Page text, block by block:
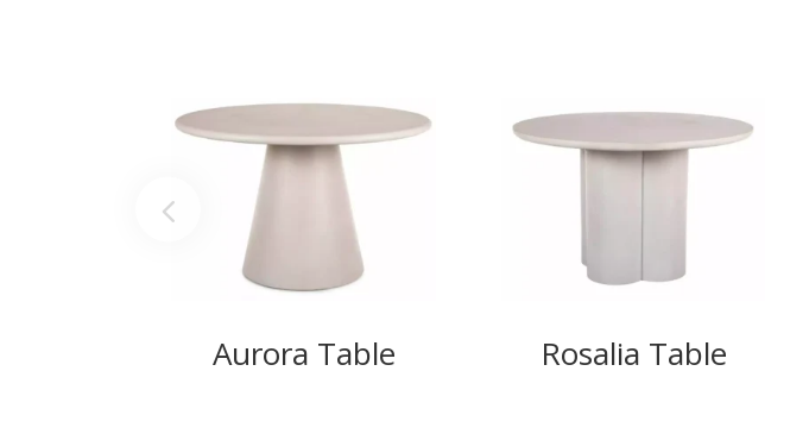
Aurora Table Rosalia Table